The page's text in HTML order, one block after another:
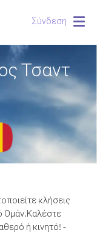
Σύνδεση
Τσαντ
κλήσεις
Ομάν.Καλέστε
ή κινητό! -